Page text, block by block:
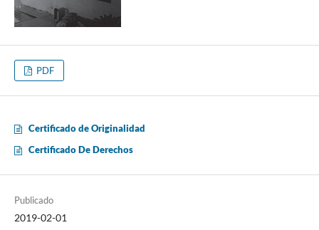
PDF
Certificado de Originalidad
Certificado De Derechos
Publicado
2019-02-01